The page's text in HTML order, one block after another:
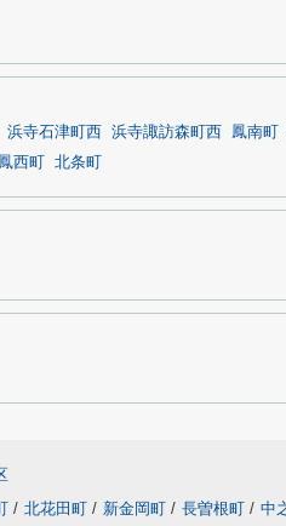
浜寺石津町西 浜寺諏訪森町西 鳳南町
鳳西町 北条町
/ 北花田町 / 新金岡町 / 長曽根町 / 中